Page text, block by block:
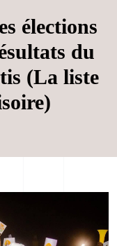
élections
du
(La liste